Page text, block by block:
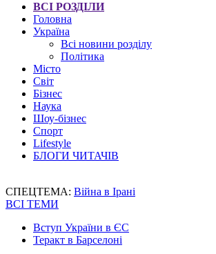
ВСІ РОЗДІЛИ
Головна
Україна
Всі новини розділу
Політика
Місто
Світ
Бізнес
Наука
Шоу-бізнес
Спорт
Lifestyle
БЛОГИ ЧИТАЧІВ
СПЕЦТЕМА: Війна в Ірані
ВСІ ТЕМИ
Вступ України в ЄС
Теракт в Барселоні